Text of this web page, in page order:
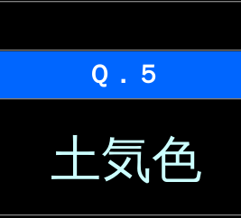
Ｑ．５
土気色